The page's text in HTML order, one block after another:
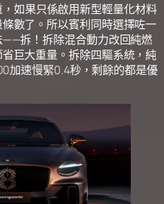
如果只係啟用新型輕量化材料
數了。所以賓利同時選擇咗一
拆！拆除混合動力改回純燃
巨大重量。拆除四驅系統，純
加速慢緊0.4秒，剩餘的都是優